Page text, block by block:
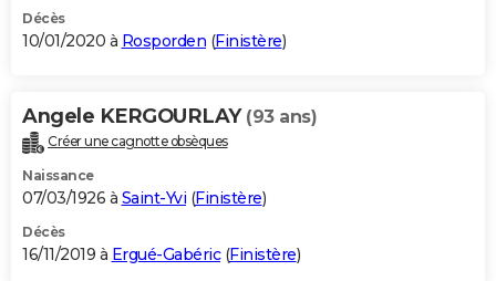
Décès
10/01/2020 à Rosporden (Finistère)
Angele KERGOURLAY (93 ans)
Créer une cagnotte obsèques
Naissance
07/03/1926 à Saint-Yvi (Finistère)
Décès
16/11/2019 à Ergué-Gabéric(Finistère)